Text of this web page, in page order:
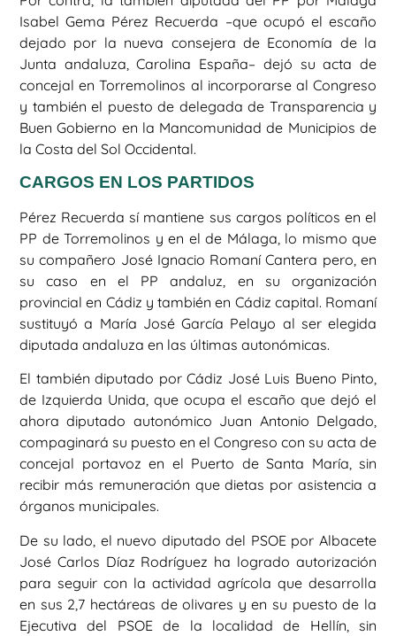
Isabel Gema Pérez Recuerda –que ocupó el escaño
dejado por la nueva consejera de Economía de la
Junta andaluza, Carolina España– dejó su acta de
concejal en Torremolinos al incorporarse al Congreso
y también el puesto de delegada de Transparencia y
Buen Gobierno en la Mancomunidad de Municipios de
la Costa del Sol Occidental.
CARGOS EN LOS PARTIDOS
Pérez Recuerda sí mantiene sus cargos políticos en el
PP de Torremolinos y en el de Málaga, lo mismo que
su compañero José Ignacio Romaní Cantera pero, en
su caso en el PP andaluz, en su organización
provincial en Cádiz y también en Cádiz capital. Romaní
sustituyó a María José García Pelayo al ser elegida
diputada andaluza en las últimas autonómicas.
El también diputado por Cádiz José Luis Bueno Pinto,
de Izquierda Unida, que ocupa el escaño que dejó el
ahora diputado autonómico Juan Antonio Delgado,
compaginará su puesto en el Congreso con su acta de
concejal portavoz en el Puerto de Santa María, sin
recibir más remuneración que dietas por asistencia a
órganos municipales.
De su lado, el nuevo diputado del PSOE por Albacete
José Carlos Díaz Rodríguez ha logrado autorización
para seguir con la actividad agrícola que desarrolla
en sus 2,7 hectáreas de olivares y en su puesto de la
Ejecutiva del PSOE de la localidad de Hellín, sin